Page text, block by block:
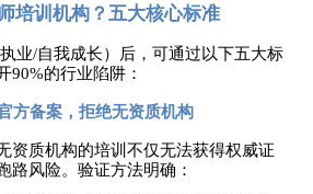
培训机构？五大核心标准
业/自我成长）后，可通过以下五大标
90%的行业陷阱：
方备案，拒绝无资质机构
资质机构的培训不仅无法获得权威证
路风险。验证方法明确：